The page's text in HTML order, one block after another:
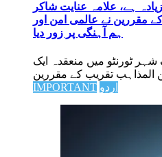
ہے، علامہ عنایت شاکر
مقررین نے عالمی امن اور
ہم آہنگی پر زور دیا
ٹورنٹو میں منعقدہ ایک
IMPORTANT اردو